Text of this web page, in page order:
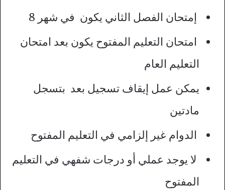
إمتحان الفصل الثاني يكون في شهر 8
امتحان التعليم المفتوح يكون بعد امتحان
التعليم العام
يمكن عمل إيقاف تسجيل بعد بتسجل
مادتين
الدوام غير إلزامي في التعليم المفتوح
لا يوجد عملي أو درجات شفهي في التعليم
المفتوح